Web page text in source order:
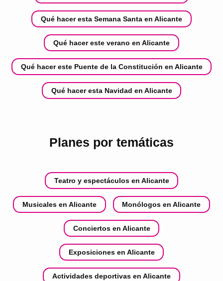
Qué hacer esta Semana Santa en Alicante
Qué hacer este verano en Alicante
Qué hacer este Puente de la Constitución en Alicante
Qué hacer esta Navidad en Alicante
Planes por temáticas
Teatro y espectáculos en Alicante
Musicales en Alicante Monólogos en Alicante
Conciertos en Alicante
Exposiciones en Alicante
Actividades deportivas en Alicante